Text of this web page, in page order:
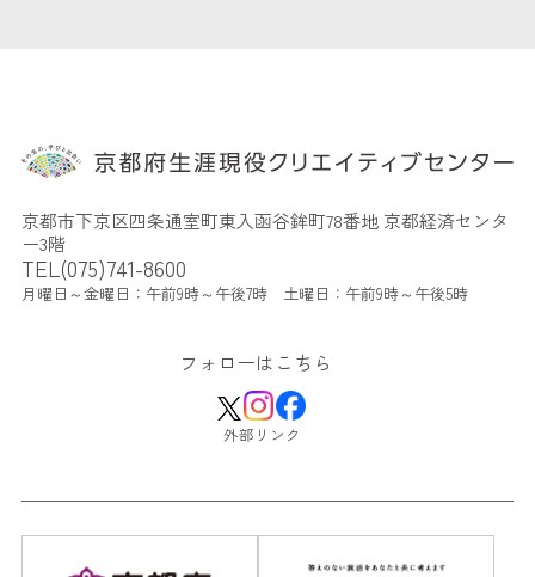
京都市下京区四条通室町東入函谷鉾町78番地 京都経済センタ
ー3階
TEL(075)741-8600
月曜日～金曜日：午前9時～午後7時 土曜日：午前9時～午後5時
フォローはこちら
外部リンク